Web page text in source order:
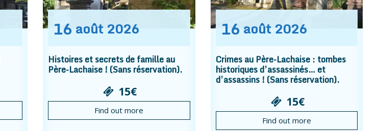
16 août 2026
Histoires et secrets de famille au
Père-Lachaise ! (Sans réservation).
15€
Find out more
16 août 2026
Crimes au Père-Lachaise : tombes
historiques d’assassinés… et
d’assassins ! (Sans réservation).
15€
Find out more